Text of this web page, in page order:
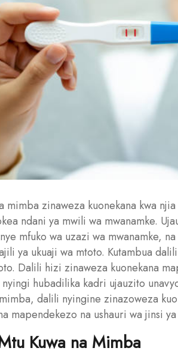
mimba zinaweza kuonekana kwa
ndani ya mwili wa mwanamke.
mfuko wa uzazi wa mwanamke,
ya ukuaji wa mtoto. Kutambua
Dalili hizi zinaweza kuonekana
nyingi hubadilika kadri ujauzito
dalili nyingine zinazoweza
mapendekezo na ushauri wa jinsi
Kuwa na Mimba